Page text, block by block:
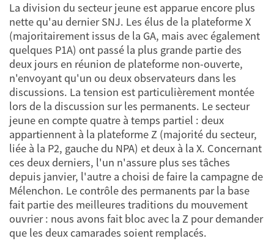
La division du secteur jeune est apparue encore plus
nette qu'au dernier SNJ. Les élus de la plateforme X
(majoritairement issus de la GA, mais avec également
quelques P1A) ont passé la plus grande partie des
deux jours en réunion de plateforme non-ouverte,
n'envoyant qu'un ou deux observateurs dans les
discussions. La tension est particulièrement montée
lors de la discussion sur les permanents. Le secteur
jeune en compte quatre à temps partiel : deux
appartiennent à la plateforme Z (majorité du secteur,
liée à la P2, gauche du NPA) et deux à la X. Concernant
ces deux derniers, l'un n'assure plus ses tâches
depuis janvier, l'autre a choisi de faire la campagne de
Mélenchon. Le contrôle des permanents par la base
fait partie des meilleures traditions du mouvement
ouvrier : nous avons fait bloc avec la Z pour demander
que les deux camarades soient remplacés.